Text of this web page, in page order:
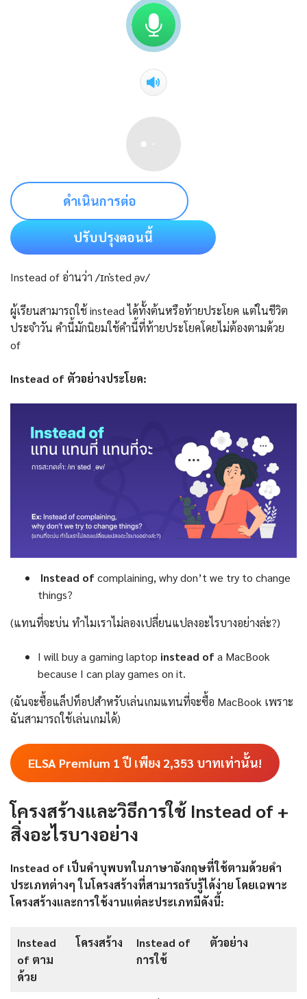
ดำเนินการต่อ
ปรับปรุงตอนนี้
Instead of อ่านว่า /ɪnˈsted ˌəv/
ผู้เรียนสามารถใช้ instead ได้ทั้งต้นหรือท้ายประโยค แต่ในชีวิต
ประจำวัน คำนี้มักนิยมใช้คำนี้ที่ท้ายประโยคโดยไม่ต้องตามด้วย
of
Instead of ตัวอย่างประโยค:
Instead ofcomplaining, why don’t we try to change
things?
(แทนที่จะบ่น ทำไมเราไม่ลองเปลี่ยนแปลงอะไรบางอย่างล่ะ?)
I will buy a gaming laptop instead ofa MacBook
because I can play games on it.
(ฉันจะซื้อแล็ปท็อปสำหรับเล่นเกมแทนที่จะซื้อ MacBook เพราะ
ฉันสามารถใช้เล่นเกมได้)
ELSA Premium 1 ปี เพียง2,353 บาทเท่านั้น!
โครงสร้างและวิธีการใช้ Instead of +
สิ่งอะไรบางอย่าง
Instead of เป็นคำบุพบทในภาษาอังกฤษที่ใช้ตามด้วยคำ
ประเภทต่างๆ ในโครงสร้างที่สามารถรับรู้ได้ง่าย โดยเฉพาะ
โครงสร้างและการใช้งานแต่ละประเภทมีดังนี้:
Instead
of ตาม
ด้วย
โครงสร้าง
Instead of
การใช้
ตัวอย่าง